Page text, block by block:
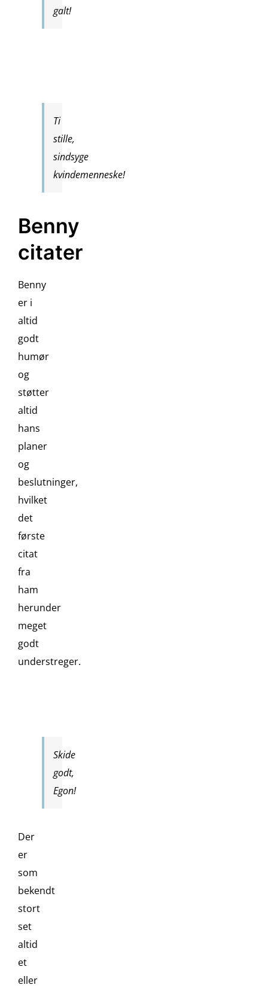
galt!
Ti
stille,
sindsyge
kvindemenneske!
Benny
citater
Benny
er i
altid
godt
humør
og
støtter
altid
hans
planer
og
beslutninger,
hvilket
det
første
citat
fra
ham
herunder
meget
godt
understreger.
Skide
godt,
Egon!
Der
er
som
bekendt
stort
set
altid
et
eller